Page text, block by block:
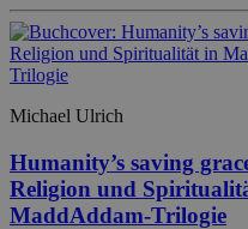
Michael Ulrich
Humanity’s saving
Religion und
MaddAddam-Trilogie